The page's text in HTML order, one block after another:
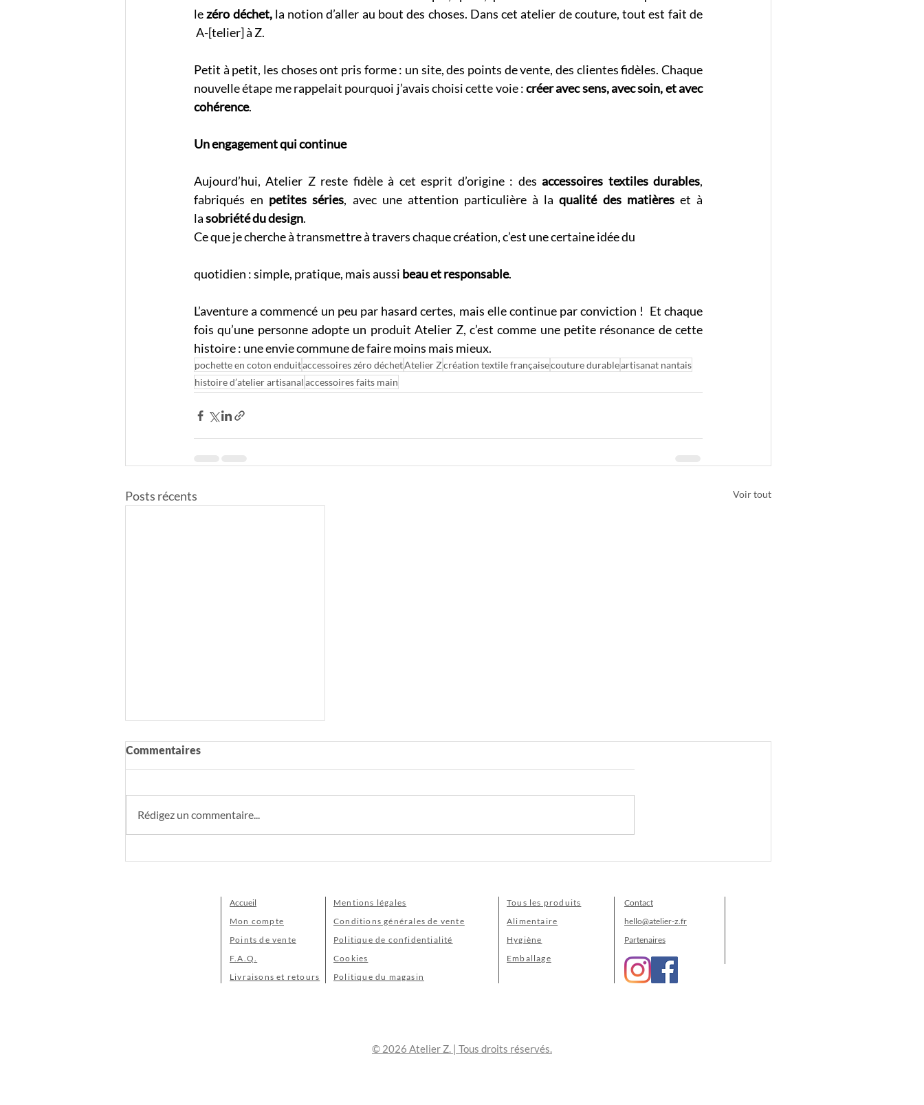
le zéro déchet, la notion d’aller au bout des choses. Dans cet atelier de couture, tout est fait de
A-[telier] à Z.
Petit à petit, les choses ont pris forme : un site, des points de vente, des clientes fidèles. Chaque
nouvelle étape me rappelait pourquoi j’avais choisi cette voie : créer avec sens, avec soin, et avec
cohérence.
Un engagement qui continue
Aujourd’hui, Atelier Z reste fidèle à cet esprit d’origine : des accessoires textiles durables,
fabriqués en petites séries, avec une attention particulière à la qualité des matières et à
la sobriété du design.
Ce que je cherche à transmettre à travers chaque création, c’est une certaine idée du
quotidien : simple, pratique, mais aussi beau et responsable.
L’aventure a commencé un peu par hasard certes, mais elle continue par conviction !  Et chaque
fois qu’une personne adopte un produit Atelier Z, c’est comme une petite résonance de cette
histoire : une envie commune de faire moins mais mieux.
pochette en coton enduitaccessoires zéro déchetAtelier Zcréation textile françaisecouture durableartisanat nantais
histoire d’atelier artisanalaccessoires faits main
Posts récents Voir tout
Commentaires
Rédigez un commentaire...
Accueil
Mon compte
Points de vente
F.A.Q.
Livraisons et retours
Mentions légales
Conditions générales de vente
Politique de confidentialité
Cookies
Politique du magasin
Tous les produits
Alimentaire
Hygiène
Emballage
Contact
hello@atelier-z.fr
Partenaires
© 2026 Atelier Z. | Tous droits réservés.